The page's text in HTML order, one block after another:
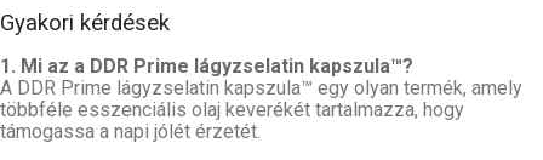
Gyakori kérdések
1. Mi az a DDR Prime lágyzselatin kapszula™?
A DDR Prime lágyzselatin kapszula™ egy olyan termék, amely
többféle esszenciális olaj keverékét tartalmazza, hogy
támogassa a napi jólét érzetét.